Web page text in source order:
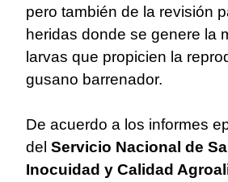
pero también de la revisión
heridas donde se genere la
larvas que propicien la
gusano barrenador.
De acuerdo a los informes
del Servicio Nacional de
Inocuidad y Calidad